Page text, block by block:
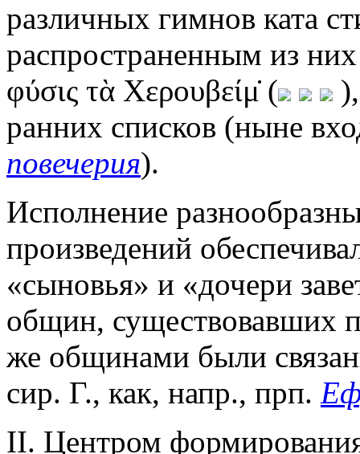
различных гимнов ката
распространенным из
φύσις τὰ Χερουβείμ̇ (
ранних списков (ныне
повечерия).
Исполнение
произведений
«сыновья» и «дочери
общин, существовавших
же общинами были
сир. Г., как, напр., прп.
II. Центром